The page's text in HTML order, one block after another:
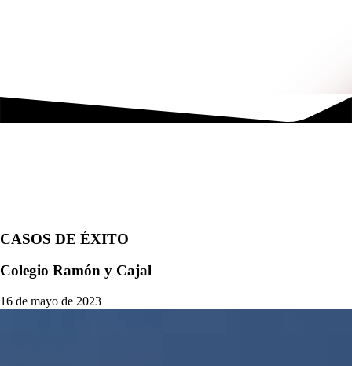
CASOS DE ÉXITO
Colegio Ramón y Cajal
16 de mayo de 2023